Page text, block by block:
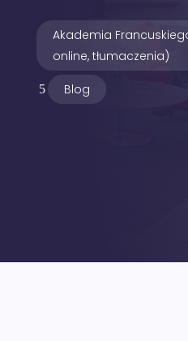
Akademia
online, tłumaczenia)
5 Blog